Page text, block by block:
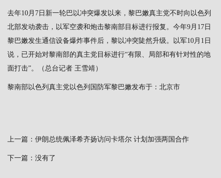
去年10月7日新一轮巴以冲突爆发以来，黎巴嫩真主党不时向以色列
北部发动袭击，以军空袭和炮击黎南部目标进行报复。今年9月17日
黎巴嫩发生通信设备爆炸事件后，黎以冲突陡然升级。以军10月1日
说，已开始对黎南部的真主党目标进行“有限、局部和有针对性的地
面打击”。（总台记者 王雪靖）
黎南部以色列真主党以色列国防军黎巴嫩发布于：北京市
上一篇： 伊朗总统佩泽希齐扬访问卡塔尔 计划加强两国合作
下一篇：没有了